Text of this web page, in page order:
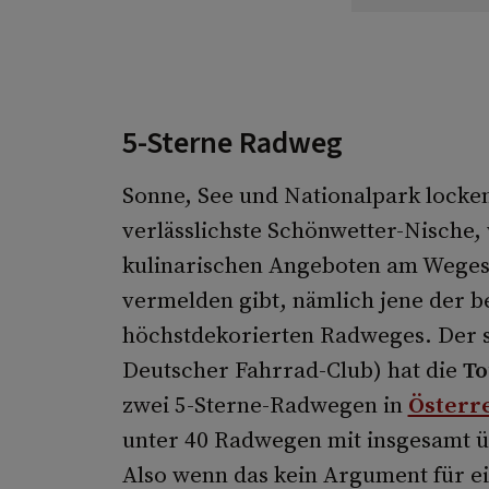
5-Sterne Radweg
Sonne, See und Nationalpark
verlässlichste Schönwetter-
kulinarischen Angeboten am
vermelden gibt, nämlich jene der
höchstdekorierten Radweges. Der
Deutscher Fahrrad-Club) hat die
zwei 5-Sterne-Radwegen in
unter 40 Radwegen mit insgesamt
Also wenn das kein Argument für